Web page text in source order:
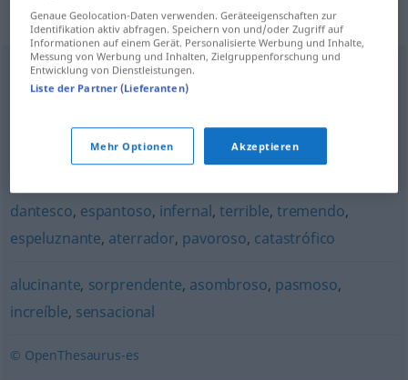
Synonyme für "impresionante"
escalofriante,espeluznante
emocionante,inquietante
dantesco, espantoso, infernal, terrible, tremendo,
espeluznante, aterrador, pavoroso, catastrófico
alucinante, sorprendente, asombroso, pasmoso,
increíble, sensacional
© OpenThesaurus-es
Genaue Geolocation-Daten verwenden. Geräteeigenschaften zur
Identifikation aktiv abfragen. Speichern von und/oder Zugriff auf
Informationen auf einem Gerät. Personalisierte Werbung und Inhalte,
Messung von Werbung und Inhalten, Zielgruppenforschung und
Entwicklung von Dienstleistungen.
Liste der Partner (Lieferanten)
Mehr Optionen Akzeptieren